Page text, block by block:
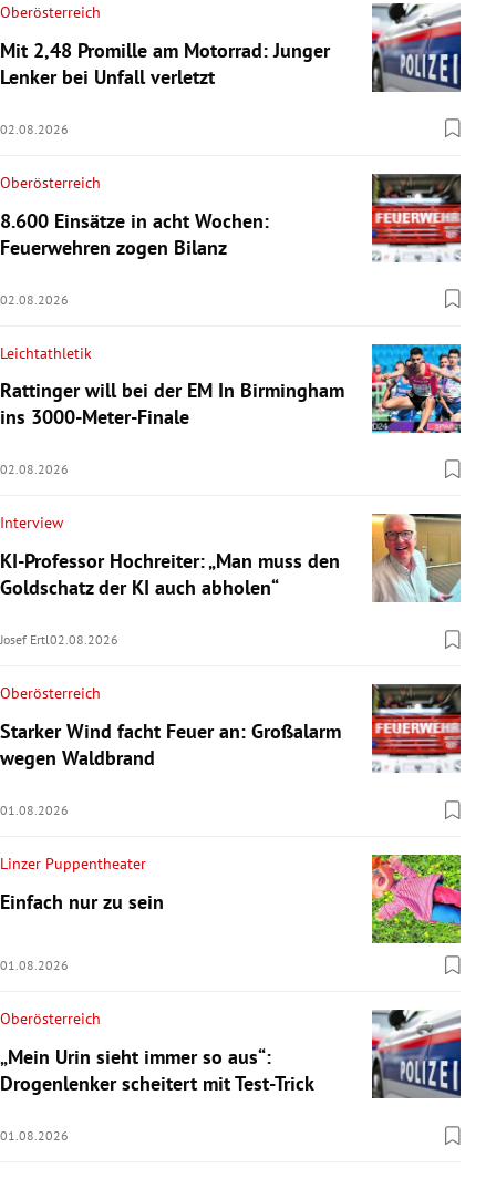
Oberösterreich
Mit 2,48 Promille am Motorrad: Junger
Lenker bei Unfall verletzt
02.08.2026
Oberösterreich
8.600 Einsätze in acht Wochen:
Feuerwehren zogen Bilanz
02.08.2026
Leichtathletik
Rattinger will bei der EM In Birmingham
ins 3000-Meter-Finale
02.08.2026
Interview
KI-Professor Hochreiter: „Man muss den
Goldschatz der KI auch abholen“
Josef Ertl02.08.2026
Oberösterreich
Starker Wind facht Feuer an: Großalarm
wegen Waldbrand
01.08.2026
Linzer Puppentheater
Einfach nur zu sein
01.08.2026
Oberösterreich
„Mein Urin sieht immer so aus“:
Drogenlenker scheitert mit Test-Trick
01.08.2026